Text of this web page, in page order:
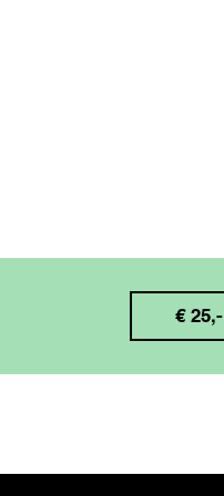
€ 25,-